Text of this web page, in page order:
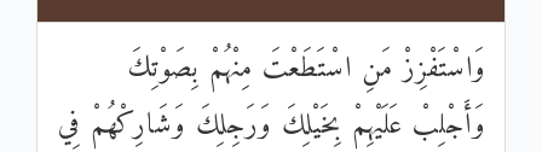
وَاسْتَفْزِزْ مَنِ اسْتَطَعْتَ مِنْهُمْ بِصَوْتِكَ
وَأَجْلِبْ عَلَيْهِمْ بِخَيْلِكَ وَرَجِلِكَ وَشَارِكْهُمْ فِي